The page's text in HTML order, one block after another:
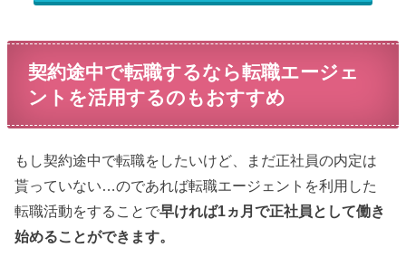
契約途中で転職するなら転職エージェ
ントを活用するのもおすすめ
もし契約途中で転職をしたいけど、まだ正社員の内定は
貰っていない…のであれば転職エージェントを利用した
転職活動をすることで早ければ1ヵ月で正社員として働き
始めることができます。